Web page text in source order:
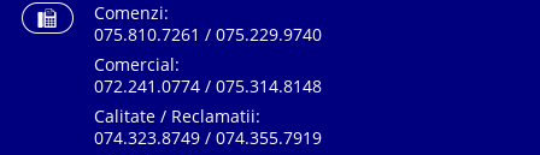
Comenzi:
075.810.7261 / 075.229.9740
Comercial:
072.241.0774 / 075.314.8148
Calitate / Reclamatii:
074.323.8749 / 074.355.7919